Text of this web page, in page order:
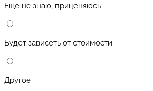
Еще не знаю, приценяюсь
Будет зависеть от стоимости
Другое